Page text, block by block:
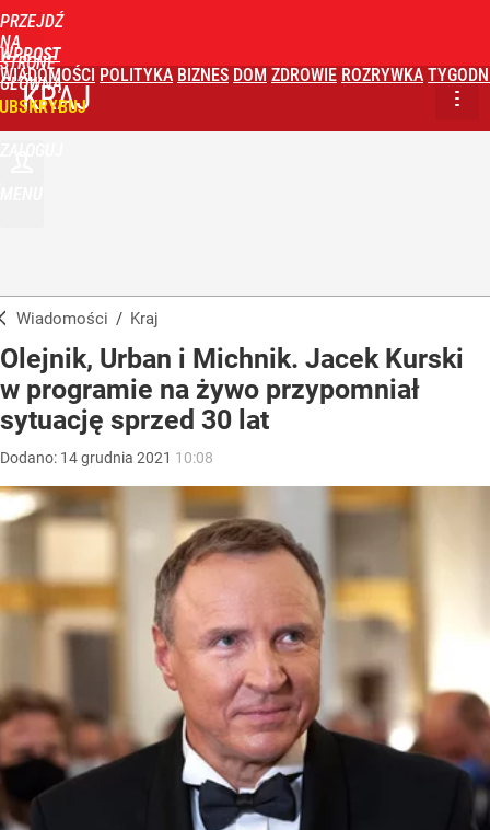
PRZEJDŹ
NA
STRONĘ
GŁÓWNĄ
WPROST
WIADOMOŚCI POLITYKA BIZNES DOM ZDROWIE ROZRYWKA
KRAJ
Wiadomości / Kraj
Olejnik, Urban i Michnik. Jacek Kurski
w programie na żywo przypomniał
sytuację sprzed 30 lat
Dodano: 14grudnia 2021 10:08